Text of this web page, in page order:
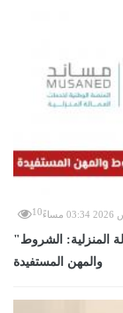
10
"مساند" توضح تفاصيل خدمة التأشيرة البديلة للعمالة المنزلية: الشروط
والمهن المستفيدة